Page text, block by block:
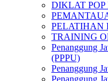
DIKLAT
PELATIHAN
TRAINING
Penanggung
(PPPU)
Penanggung
Penanggung